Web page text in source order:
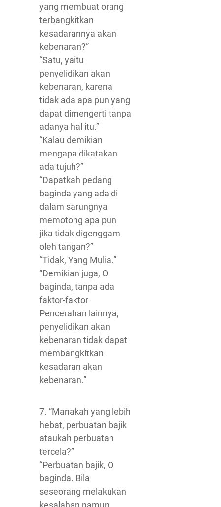
yang membuat orang
terbangkitkan
kesadarannya akan
kebenaran?”
“Satu, yaitu
penyelidikan akan
kebenaran, karena
tidak ada apa pun yang
dapat dimengerti tanpa
adanya hal itu.”
“Kalau demikian
mengapa dikatakan
ada tujuh?”
“Dapatkah pedang
baginda yang ada di
dalam sarungnya
memotong apa pun
jika tidak digenggam
oleh tangan?”
“Tidak, Yang Mulia.”
“Demikian juga, O
baginda, tanpa ada
faktor-faktor
Pencerahan lainnya,
penyelidikan akan
kebenaran tidak dapat
membangkitkan
kesadaran akan
kebenaran.”
7. “Manakah yang lebih
hebat, perbuatan bajik
ataukah perbuatan
tercela?”
“Perbuatan bajik, O
baginda. Bila
seseorang melakukan
kesalahan namun